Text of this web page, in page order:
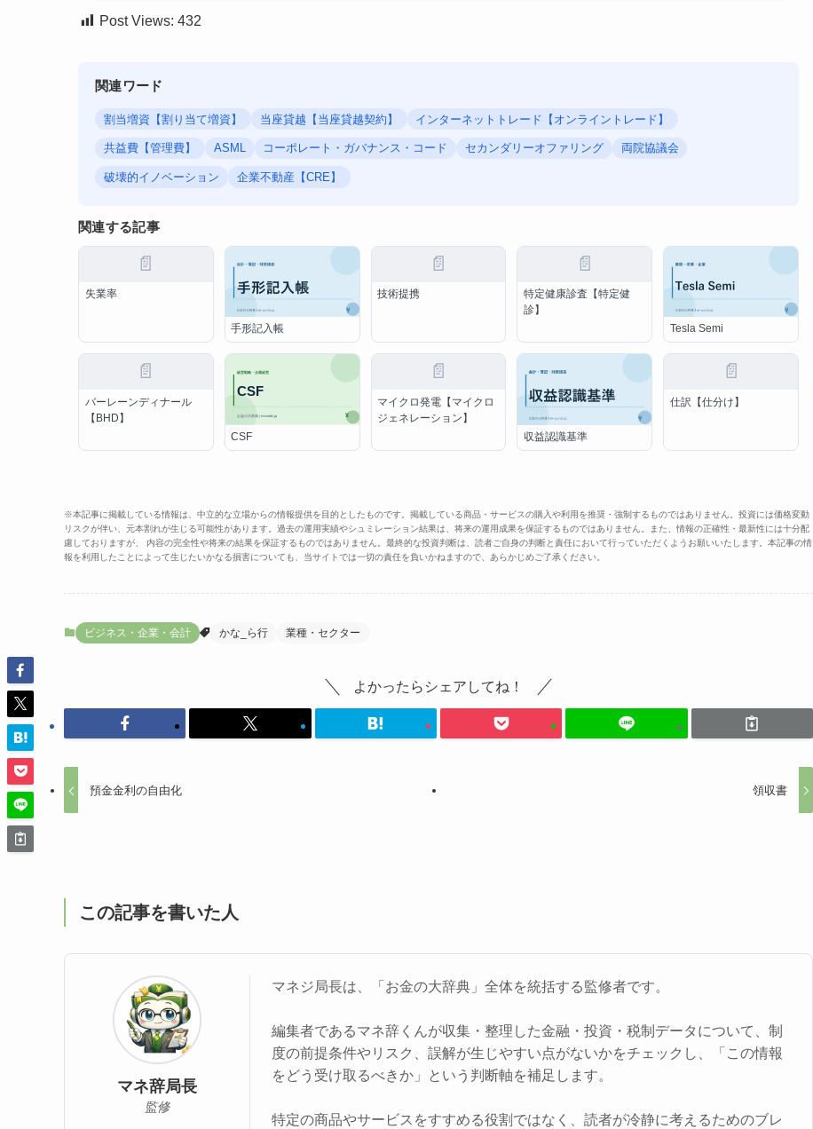
Post Views: 432
関連ワード
割当増資【割り当て増資】 当座貸越【当座貸越契約】 インターネットトレード【オンライントレード】
共益費【管理費】 ASML コーポレート・ガバナンス・コード セカンダリーオファリング 両院協議会
破壊的イノベーション 企業不動産【CRE】
関連する記事
📄
失業率
手形記入帳
📄
技術提携
📄
特定健康診査【特定健
診】
Tesla Semi
📄
バーレーンディナール
【BHD】
CSF
📄
マイクロ発電【マイクロ
ジェネレーション】
収益認識基準
📄
仕訳【仕分け】
※本記事に掲載している情報は、中立的な立場からの情報提供を目的としたものです。掲載している商品・サービスの購入や利用を推奨・強制するものではありません。投資には価格変動
リスクが伴い、元本割れが生じる可能性があります。過去の運用実績やシュミレーション結果は、将来の運用成果を保証するものではありません。また、情報の正確性・最新性には十分配
慮しておりますが、 内容の完全性や将来の結果を保証するものではありません。最終的な投資判断は、読者ご自身の判断と責任において行っていただくようお願いいたします。本記事の情
報を利用したことによって生じたいかなる損害についても、当サイトでは一切の責任を負いかねますので、あらかじめご了承ください。
ビジネス・企業・会計 かな_ら行 業種・セクター
よかったらシェアしてね！
預金金利の自由化 領収書
この記事を書いた人
マネ辞局長
監修
マネジ局長は、「お金の大辞典」全体を統括する監修者です。
編集者であるマネ辞くんが収集・整理した金融・投資・税制データについて、制
度の前提条件やリスク、誤解が生じやすい点がないかをチェックし、「この情報
をどう受け取るべきか」という判断軸を補足します。
特定の商品やサービスをすすめる役割ではなく、読者が冷静に考えるためのブレ